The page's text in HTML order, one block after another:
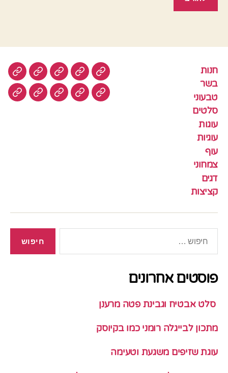
חנות
בשר
טבעוני
סלטים
עוגות
עוגיות
עוף
צמחוני
דגים
קציצות
חנות בשר טבעוניסלטים
עוגיותעוף צמחונידגים
פוסטים אחרונים
סלט אבטיח וגבינת פטה מרענן
מתכון לבייגלה רומני כמו בקיוסק
עוגת שזיפים משגעת וטעימה